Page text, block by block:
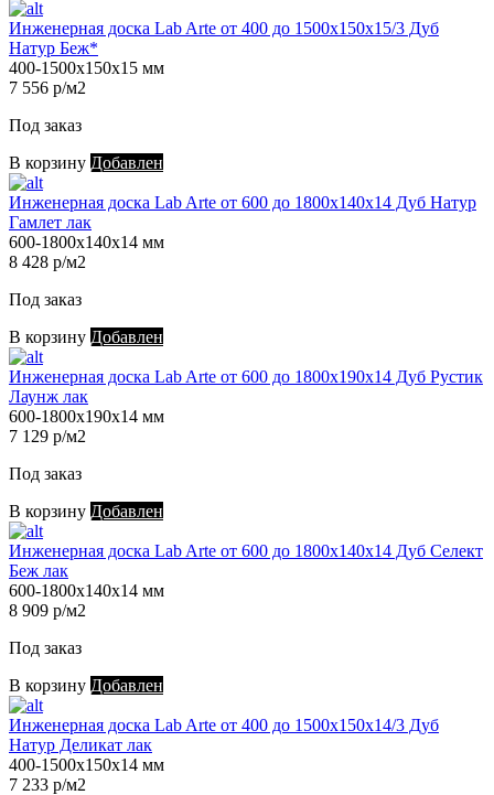
Инженерная доска Lab Arte от 400 до 1500х150х15/3 Дуб
Натур Беж*
400-1500х150х15 мм
7 556 р/м2
Под заказ
В корзину Добавлен
Инженерная доска Lab Arte от 600 до 1800х140х14 Дуб Натур
Гамлет лак
600-1800х140х14 мм
8 428 р/м2
Под заказ
В корзину Добавлен
Инженерная доска Lab Arte от 600 до 1800х190х14 Дуб Рустик
Лаунж лак
600-1800х190х14 мм
7 129 р/м2
Под заказ
В корзину Добавлен
Инженерная доска Lab Arte от 600 до 1800х140х14 Дуб Селект
Беж лак
600-1800х140х14 мм
8 909 р/м2
Под заказ
В корзину Добавлен
Инженерная доска Lab Arte от 400 до 1500х150х14/3 Дуб
Натур Деликат лак
400-1500х150х14 мм
7 233 р/м2